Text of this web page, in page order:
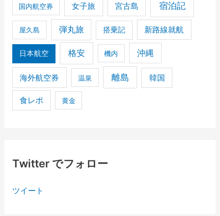
国内航空券 女子旅 宮古島 宿泊記
屋久島 弾丸旅 搭乗記 新路線就航
日本航空 格安 機内 沖縄
海外航空券 温泉 離島 韓国
食レポ 黄金
Twitter でフォロー
ツイート